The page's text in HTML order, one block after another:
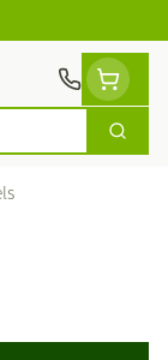
Zoek